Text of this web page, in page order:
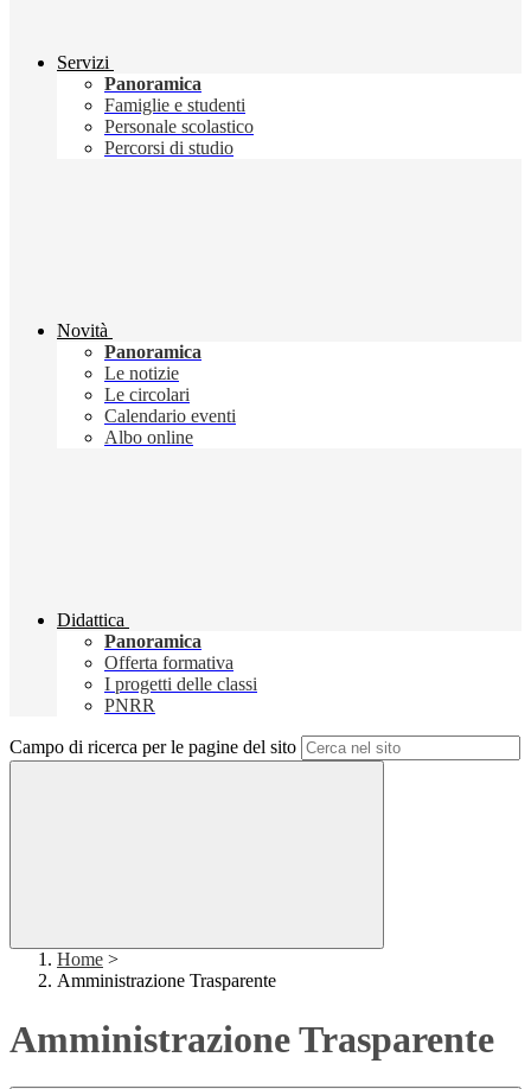
Servizi
Panoramica
Famiglie e studenti
Personale scolastico
Percorsi di studio
Novità
Panoramica
Le notizie
Le circolari
Calendario eventi
Albo online
Didattica
Panoramica
Offerta formativa
I progetti delle classi
PNRR
Campo di ricerca per le pagine del sito
Home >
Amministrazione Trasparente
Amministrazione Trasparente